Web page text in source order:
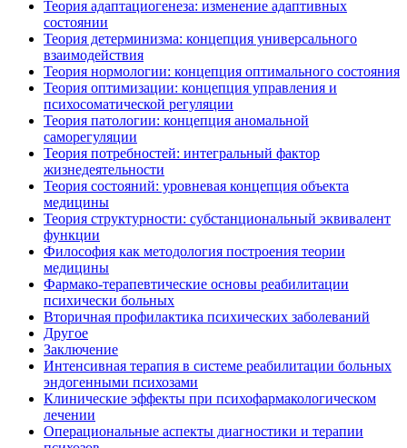
Теория адаптациогенеза: изменение адаптивных
состоянии
Теория детерминизма: концепция универсального
взаимодействия
Теория нормологии: концепция оптимального состояния
Теория оптимизации: концепция управления и
психосоматической регуляции
Теория патологии: концепция аномальной
саморегуляции
Теория потребностей: интегральный фактор
жизнедеятельности
Теория состояний: уровневая концепция объекта
медицины
Теория структурности: субстанциональный эквивалент
функции
Философия как методология построения теории
медицины
Фармако-терапевтические основы реабилитации
психически больных
Вторичная профилактика психических заболеваний
Другое
Заключение
Интенсивная терапия в системе реабилитации больных
эндогенными психозами
Клинические эффекты при психофармакологическом
лечении
Операциональные аспекты диагностики и терапии